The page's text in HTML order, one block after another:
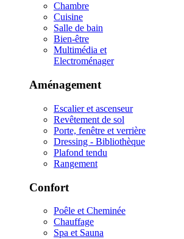
Chambre
Cuisine
Salle de bain
Bien-être
Multimédia et
Electroménager
Aménagement
Escalier et ascenseur
Revêtement de sol
Porte, fenêtre et verrière
Dressing - Bibliothèque
Plafond tendu
Rangement
Confort
Poêle et Cheminée
Chauffage
Spa et Sauna